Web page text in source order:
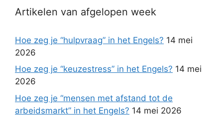
Artikelen van afgelopen week
Hoe zeg je “hulpvraag” in het Engels? 14 mei
2026
Hoe zeg je “keuzestress” in het Engels? 14 mei
2026
Hoe zeg je “mensen met afstand tot de
arbeidsmarkt” in het Engels? 14 mei 2026